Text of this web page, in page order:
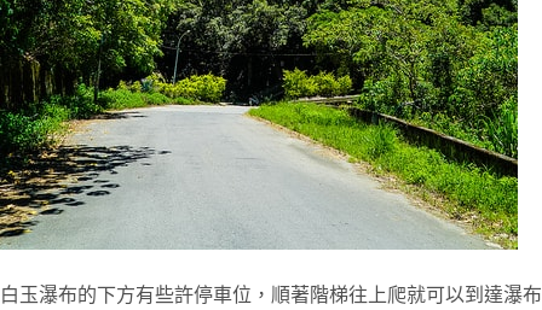
白玉瀑布的下方有些許停車位，順著階梯往上爬就可以到達瀑